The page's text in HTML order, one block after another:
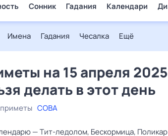
Сонник Гадания Календари
Имена Гадания Чесалка Ещё
на 15 апреля 2025
делать в этот день
СОВА
— Тит-ледолом, Бескормица,